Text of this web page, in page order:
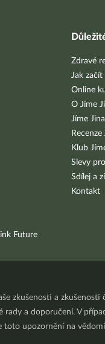
Zdravé
Jak začít
Online
O Jíme
Jíme
Klub
Slevy
Sdílej a
Kontakt
Future
zkušenosti a
a doporučení. V
toto upozornění na